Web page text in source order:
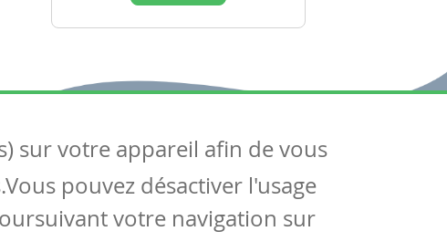
Suivez-nous
Contactez-nous
Soutien scolaire
sur votre appareil afin de vous
pouvez désactiver l'usage
votre navigation sur